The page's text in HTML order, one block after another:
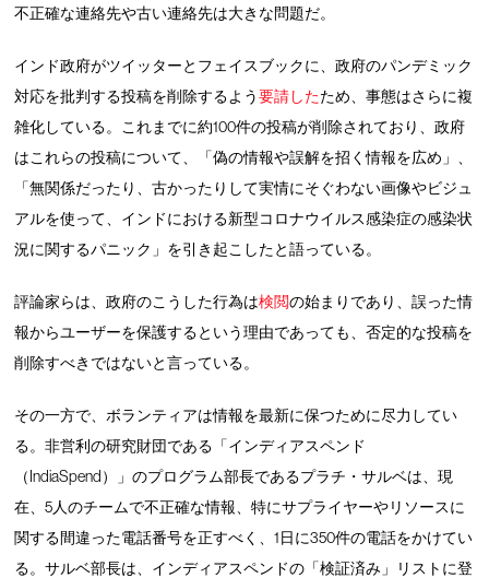
不正確な連絡先や古い連絡先は大きな問題だ。
インド政府がツイッターとフェイスブックに、政府のパンデミック
対応を批判する投稿を削除するよう要請したため、事態はさらに複
雑化している。これまでに約100件の投稿が削除されており、政府
はこれらの投稿について、「偽の情報や誤解を招く情報を広め」、
「無関係だったり、古かったりして実情にそぐわない画像やビジュ
アルを使って、インドにおける新型コロナウイルス感染症の感染状
況に関するパニック」を引き起こしたと語っている。
評論家らは、政府のこうした行為は検閲の始まりであり、誤った情
報からユーザーを保護するという理由であっても、否定的な投稿を
削除すべきではないと言っている。
その一方で、ボランティアは情報を最新に保つために尽力してい
る。非営利の研究財団である「インディアスペンド
（IndiaSpend）」のプログラム部長であるプラチ・サルベは、現
在、5人のチームで不正確な情報、特にサプライヤーやリソースに
関する間違った電話番号を正すべく、1日に350件の電話をかけてい
る。サルベ部長は、インディアスペンドの「検証済み」リストに登